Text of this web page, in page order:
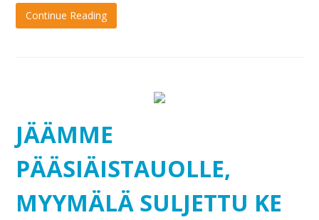
Continue Reading
JÄÄMME
PÄÄSIÄISTAUOLLE,
MYYMÄLÄ SULJETTU KE